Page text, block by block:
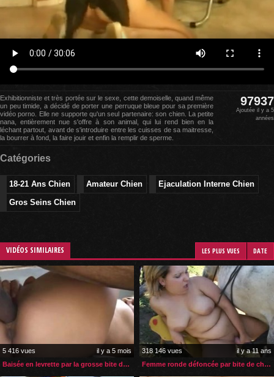
Exhibitionniste et très portée sur le sexe, cette demoiselle, quand même
un peu timide, a décidé de porter une perruque bleue pour sa première
vidéo porno. Elle ne supporte qu'un seul partenaire: son chien. La petite
nana, entièrement nue s'offre à son animal, qui lui rend bien en la
léchant partout, avant de s'introduire entre les cuisses de sa maitresse,
la bourrer à fond, la faire jouir et enfin la remplir de sperme.
97937
Ajoutée il y a 5
années
Catégories
18-21 Ans Chien Amateur Chien
Ejaculation Interne Chien
Gros Seins Chien
VIDÉOS SIMILAIRES LES PLUS VUES DATE
5 416 vues
il y a 5 mois
Baisée en levrette par la grosse bite de son cheval
318 146 vues
il y a 11 ans
Femme ronde défoncée par bite de cheval